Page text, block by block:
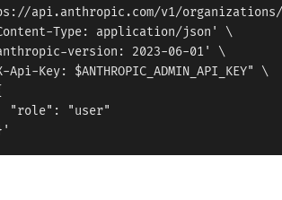
api.anthropic.com/v1/organizations/
Type: application/json' \
version: 2023-06-01' \
Api-Key: $ANTHROPIC_ADMIN_API_KEY" \
"role": "user"